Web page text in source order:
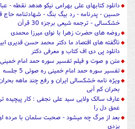
دانلود کتابهای علی بهرامی نیکو هدهد نقطه -
حسین - پدرنامه - رد بیگ بنگ - شهادتنامه حاج
خشکسالی - ترجمه شیعی برجزء 30 قرآن
روضه های حضرت زهرا با نوای میرزا محمدی
ناگفته های اقتصاد ما دکتر محمد حسن قدیری
دانلود پی دی اف کتاب و معرفی دکتر
متن و صوت و فیلم تفسیر سوره حمد امام خمینی ره در
تفسیر سوره حمد امام خمینی ره صوتی 5 جلسه
ویژه نامه خشکسالی ایران و رفع چند ماهه
بحران کم آبی
عارف سالک ولایی سید علی نجفی : کار پیچیده تر
عمق دل را
بعد از مرگ چه میشود - صحبت سلمان با مرده
یزدی